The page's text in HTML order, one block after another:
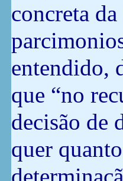
concreta
entendido,
que “no
decisão de
quer